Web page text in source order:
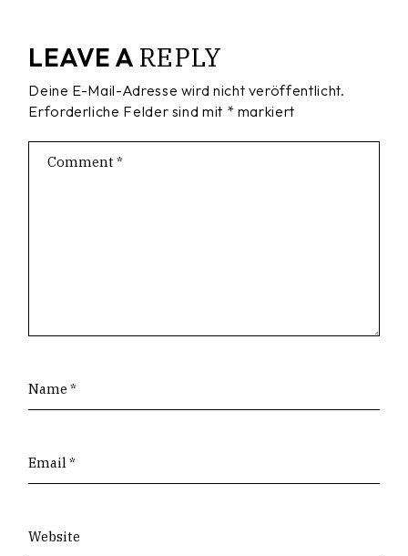
LEAVE A REPLY
Deine E-Mail-Adresse wird nicht veröffentlicht.
Erforderliche Felder sind mit * markiert